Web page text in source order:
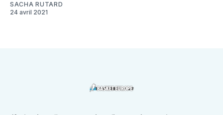
SACHA RUTARD
24 avril 2021